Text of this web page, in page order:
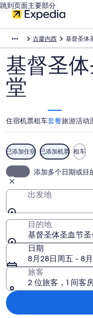
跳到页面主要部分
古廖内西 基督圣体
基督圣
堂
住宿机票租车套餐旅游活动
已添加住宿 已添加机票 租车
添加多个日期或目
出发地
目的地
基督圣体圣血节
日期
8月28日周五 - 8
旅客
2 位旅客，1 间客